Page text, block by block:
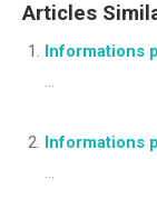
Articles
Informations
...
Informations
...